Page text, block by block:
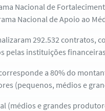
Nacional de
Nacional de Apoio ao
292.532 contratos,
pelas instituições
a 80% do
(pequenos, médios e
(médios e grandes